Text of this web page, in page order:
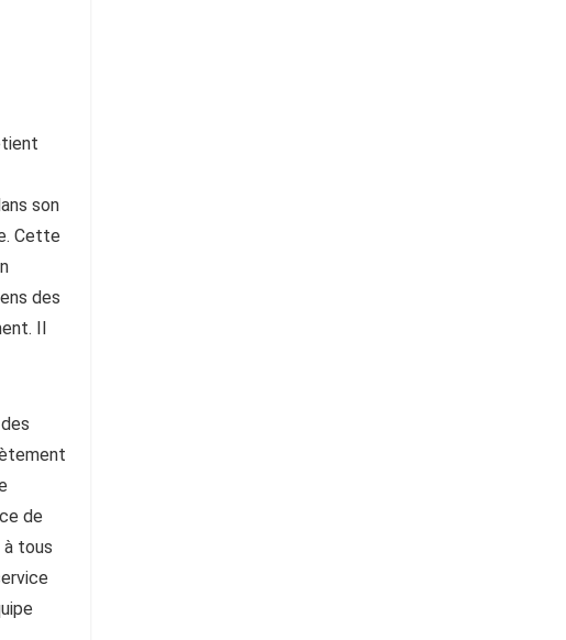
son
Cette
des
Il
de
à tous